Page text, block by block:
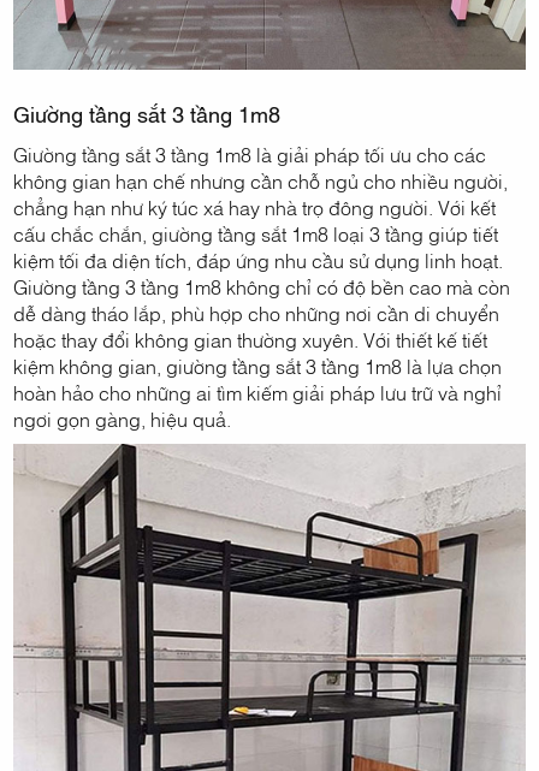
Giường tầng sắt 3 tầng 1m8
Giường tầng sắt 3 tầng 1m8 là giải pháp tối ưu cho các
không gian hạn chế nhưng cần chỗ ngủ cho nhiều người,
chẳng hạn như ký túc xá hay nhà trọ đông người. Với kết
cấu chắc chắn, giường tầng sắt 1m8 loại 3 tầng giúp tiết
kiệm tối đa diện tích, đáp ứng nhu cầu sử dụng linh hoạt.
Giường tầng 3 tầng 1m8 không chỉ có độ bền cao mà còn
dễ dàng tháo lắp, phù hợp cho những nơi cần di chuyển
hoặc thay đổi không gian thường xuyên. Với thiết kế tiết
kiệm không gian, giường tầng sắt 3 tầng 1m8 là lựa chọn
hoàn hảo cho những ai tìm kiếm giải pháp lưu trữ và nghỉ
ngơi gọn gàng, hiệu quả.